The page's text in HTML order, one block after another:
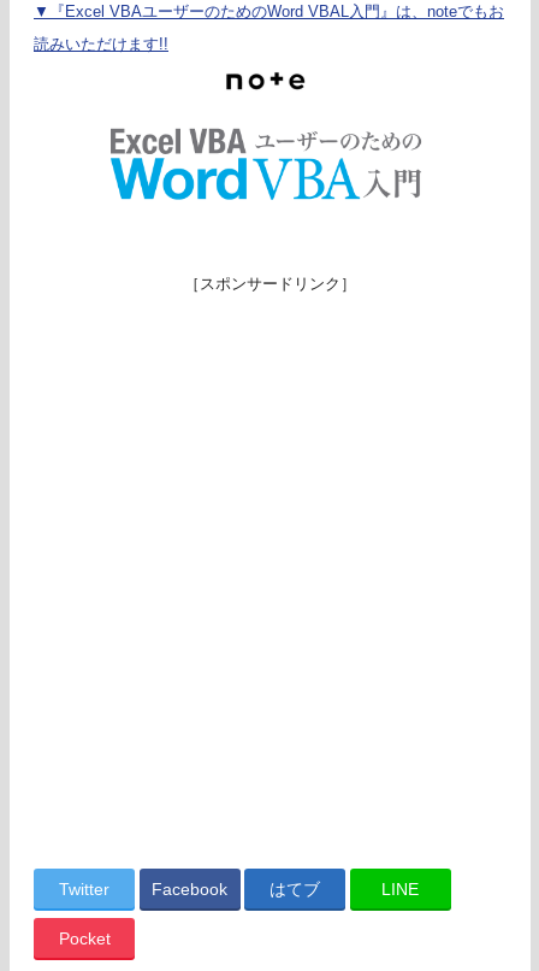
▼『Excel VBAユーザーのためのWord VBAL入門』は、noteでもお
読みいただけます!!
［スポンサードリンク］
Twitter Facebook はてブ LINE
Pocket